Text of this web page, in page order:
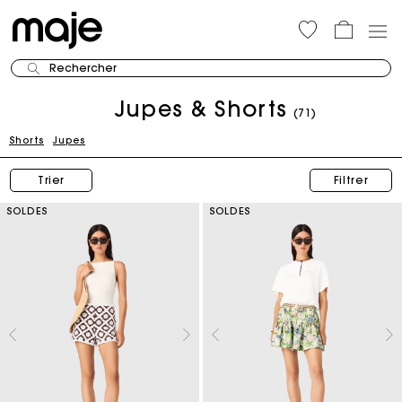
Rechercher
Jupes & Shorts (71)
Shorts Jupes
Trier Filtrer
SOLDES SOLDES